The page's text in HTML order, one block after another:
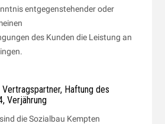
entgegenstehender oder
des Kunden die Leistung an
Haftung des
Verjährung
die Sozialbau Kempten